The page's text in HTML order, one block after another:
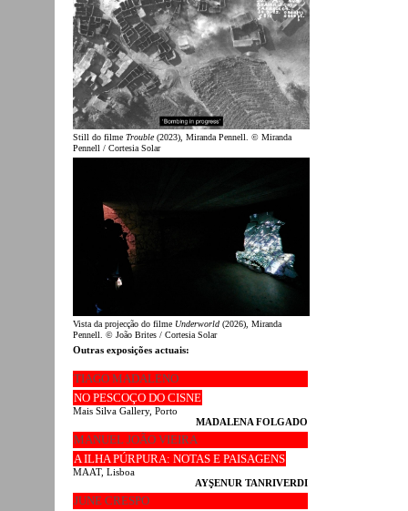
Still do filme Trouble(2023), Miranda Pennell. © Miranda
Pennell / Cortesia Solar
Vista da projecção do filme Underworld (2026), Miranda
Pennell. © João Brites / Cortesia Solar
Outras exposições actuais:
TIAGO MADALENO
NO PESCOÇO DO CISNE
Mais Silva Gallery, Porto
MADALENA FOLGADO
MANUEL JOÃO VIEIRA
A ILHA PÚRPURA: NOTAS E PAISAGENS
MAAT, Lisboa
AYŞENUR TANRIVERDI
JUNE CRESPO